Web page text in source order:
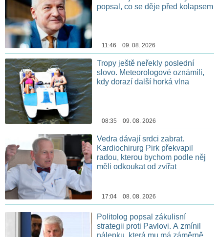
popsal, co se děje před kolapsem
11:46 09. 08. 2026
Tropy ještě neřekly poslední
slovo. Meteorologové oznámili,
kdy dorazí další horká vlna
08:35 09. 08. 2026
Vedra dávají srdci zabrat.
Kardiochirurg Pirk překvapil
radou, kterou bychom podle něj
měli odkoukat od zvířat
17:04 08. 08. 2026
Politolog popsal zákulisní
strategii proti Pavlovi. A zmínil
nálepku, která mu má záměrně